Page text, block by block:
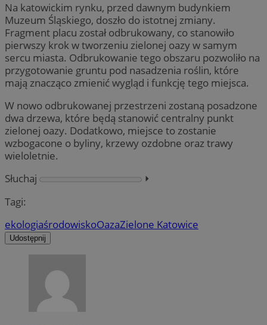
Na katowickim rynku, przed dawnym budynkiem
Muzeum Śląskiego, doszło do istotnej zmiany.
Fragment placu został odbrukowany, co stanowiło
pierwszy krok w tworzeniu zielonej oazy w samym
sercu miasta. Odbrukowanie tego obszaru pozwoliło na
przygotowanie gruntu pod nasadzenia roślin, które
mają znacząco zmienić wygląd i funkcję tego miejsca.
W nowo odbrukowanej przestrzeni zostaną posadzone
dwa drzewa, które będą stanowić centralny punkt
zielonej oazy. Dodatkowo, miejsce to zostanie
wzbogacone o byliny, krzewy ozdobne oraz trawy
wieloletnie.
Słuchaj
⏵︎
Tagi:
ekologiaśrodowiskoOazaZielone Katowice
Udostępnij